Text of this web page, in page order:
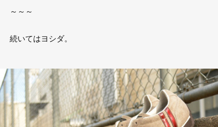
～～～
続いてはヨシダ。